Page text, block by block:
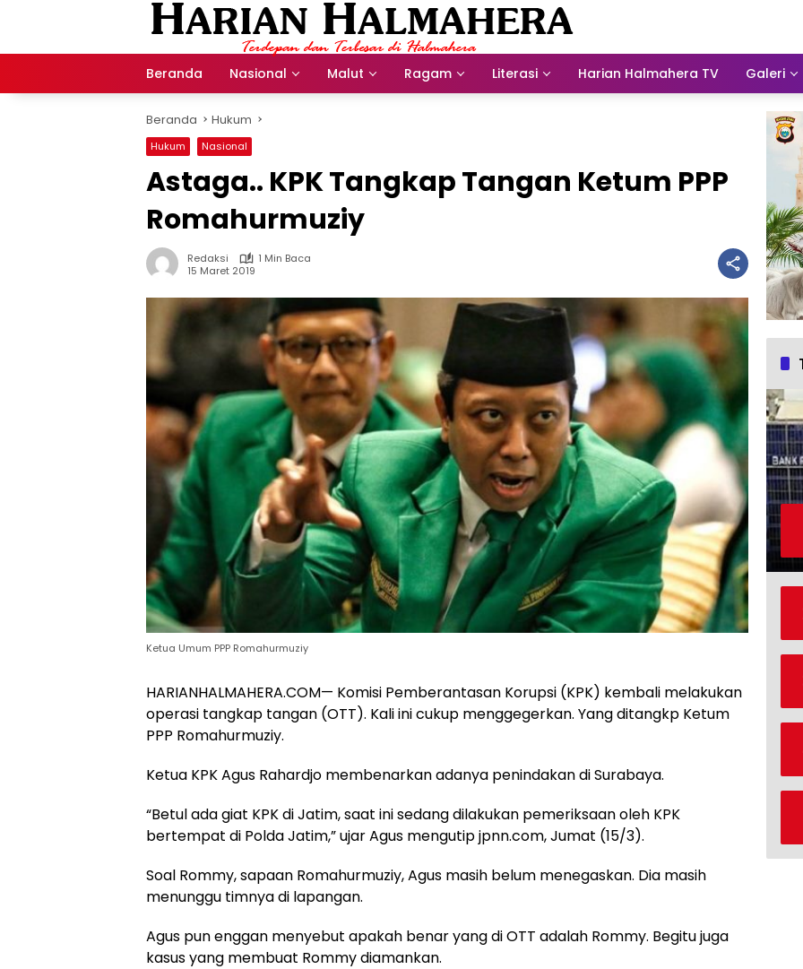
Beranda Nasional Malut Ragam Literasi Harian Halmahera TV Galeri
Beranda Hukum
Hukum Nasional
Astaga.. KPK Tangkap Tangan Ketum PPP
Romahurmuziy
Redaksi
1 Min Baca
15 Maret 2019
Ketua Umum PPP Romahurmuziy
HARIANHALMAHERA.COM— Komisi Pemberantasan Korupsi (KPK) kembali melakukan
operasi tangkap tangan (OTT). Kali ini cukup menggegerkan. Yang ditangkp Ketum
PPP Romahurmuziy.
Ketua KPK Agus Rahardjo membenarkan adanya penindakan di Surabaya.
“Betul ada giat KPK di Jatim, saat ini sedang dilakukan pemeriksaan oleh KPK
bertempat di Polda Jatim,” ujar Agus mengutip jpnn.com, Jumat (15/3).
Soal Rommy, sapaan Romahurmuziy, Agus masih belum menegaskan. Dia masih
menunggu timnya di lapangan.
Agus pun enggan menyebut apakah benar yang di OTT adalah Rommy. Begitu juga
kasus yang membuat Rommy diamankan.